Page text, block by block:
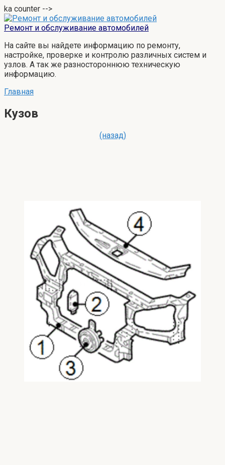
ka counter -->
Перейти
к
Ремонт и обслуживание автомобилей
На сайте вы найдете информацию по ремонту,
настройке, проверке и контролю различных систем и
узлов. А так же разностороннюю техническую
информацию.
Главная
Кузов
(назад)